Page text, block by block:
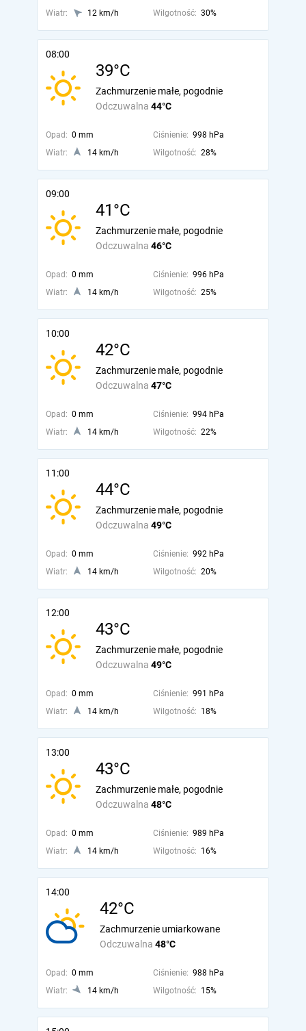
Wiatr: 12 km/h Wilgotność: 30%
08:00
39°C
Odczuwalna 44°C
Zachmurzenie małe, pogodnie
Opad: 0 mm Ciśnienie: 998 hPa
Wiatr:
14 km/h Wilgotność: 28%
09:00
41°C
Odczuwalna 46°C
Zachmurzenie małe, pogodnie
Opad: 0 mm Ciśnienie: 996 hPa
Wiatr:
14 km/h Wilgotność: 25%
10:00
42°C
Odczuwalna 47°C
Zachmurzenie małe, pogodnie
Opad: 0 mm Ciśnienie: 994 hPa
Wiatr:
14 km/h Wilgotność: 22%
11:00
44°C
Odczuwalna 49°C
Zachmurzenie małe, pogodnie
Opad: 0 mm Ciśnienie: 992 hPa
Wiatr:
14 km/h Wilgotność: 20%
12:00
43°C
Odczuwalna 49°C
Zachmurzenie małe, pogodnie
Opad: 0 mm Ciśnienie: 991 hPa
Wiatr:
14 km/h Wilgotność: 18%
13:00
43°C
Odczuwalna 48°C
Zachmurzenie małe, pogodnie
Opad: 0 mm Ciśnienie: 989 hPa
Wiatr:
14 km/h Wilgotność: 16%
14:00
42°C
Odczuwalna 48°C
Zachmurzenie umiarkowane
Opad: 0 mm Ciśnienie: 988 hPa
Wiatr:
14 km/h Wilgotność: 15%